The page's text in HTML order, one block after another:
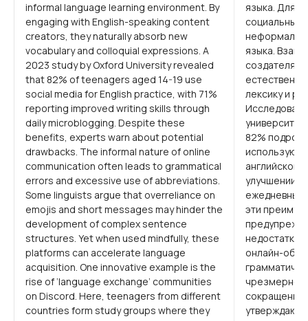
informal language learning environment. By
engaging with English-speaking content
creators, they naturally absorb new
vocabulary and colloquial expressions. A
2023 study by Oxford University revealed
that 82% of teenagers aged 14-19 use
social media for English practice, with 71%
reporting improved writing skills through
daily microblogging. Despite these
benefits, experts warn about potential
drawbacks. The informal nature of online
communication often leads to grammatical
errors and excessive use of abbreviations.
Some linguists argue that overreliance on
emojis and short messages may hinder the
development of complex sentence
structures. Yet when used mindfully, these
platforms can accelerate language
acquisition. One innovative example is the
rise of ‘language exchange’ communities
on Discord. Here, teenagers from different
countries form study groups where they
языка. Для
социальные
языка.
лексику и
82%
используют
улучшении
ежедневным
эти
онлайн-